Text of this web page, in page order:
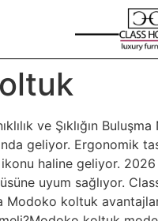
ve Şıklığın
geliyor. Ergonomik
haline geliyor.
uyum sağlıyor.
koltuk